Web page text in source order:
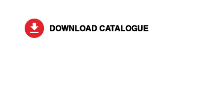
DOWNLOAD CATALOGUE